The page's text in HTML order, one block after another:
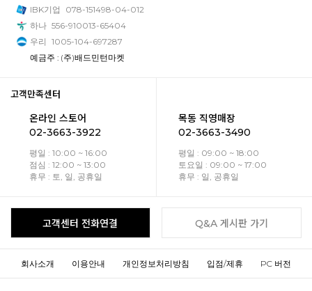
IBK기업
078-151498-04-012
하나 556-910013-65404
우리 1005-104-697287
예금주 : (주)배드민턴마켓
고객만족센터
온라인 스토어
02-3663-3922
평일 : 10:00 ~ 16:00
점심 : 12:00 ~ 13:00
휴무 : 토, 일, 공휴일
목동 직영매장
02-3663-3490
평일 : 09:00 ~ 18:00
토요일 : 09:00 ~ 17:00
휴무 : 일, 공휴일
고객센터 전화연결 Q&A 게시판 가기
회사소개 이용안내 개인정보처리방침 입점/제휴 PC 버전